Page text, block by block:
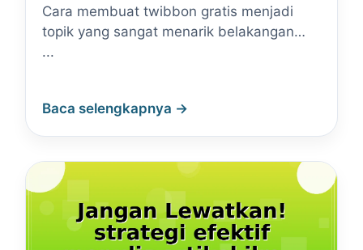
Cara membuat twibbon gratis menjadi
topik yang sangat menarik belakangan…
...
Baca selengkapnya →